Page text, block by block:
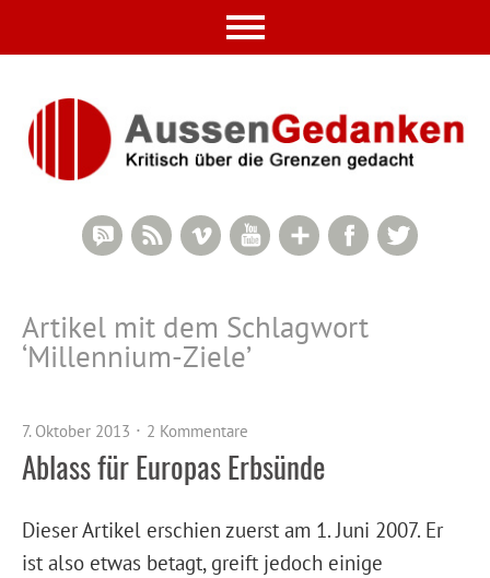
Twitter
Facebook
Google+
YouTube
Vimeo
RSS Feed
RSS Comments
Artikel mit dem Schlagwort
‘Millennium-Ziele’
7. Oktober 2013 2 Kommentare
Ablass für Europas Erbsünde
Dieser Artikel erschien zuerst am 1. Juni 2007. Er
ist also etwas betagt, greift jedoch einige